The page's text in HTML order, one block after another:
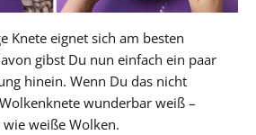
Knete eignet sich am besten
gibst Du nun einfach ein paar
hinein. Wenn Du das nicht
wunderbar weiß –
weiße Wolken.